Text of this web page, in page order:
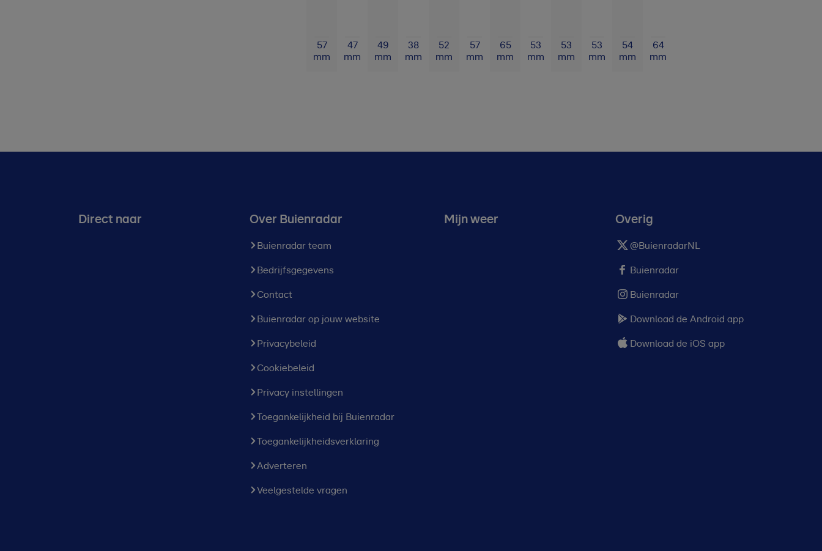
57
mm
47
mm
49
mm
38
mm
52
mm
57
mm
65
mm
53
mm
53
mm
53
mm
54
mm
64
mm
Direct naar Over Buienradar
Buienradar team
Bedrijfsgegevens
Contact
Buienradar op jouw website
Privacybeleid
Cookiebeleid
Privacy instellingen
Toegankelijkheid bij Buienradar
Toegankelijkheidsverklaring
Adverteren
Veelgestelde vragen
Mijn weer Overig
@BuienradarNL
Buienradar
Buienradar
Download de Android app
Download de iOS app